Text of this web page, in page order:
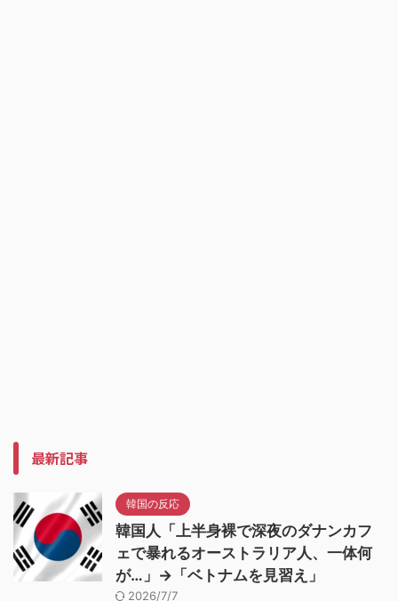
最新記事
韓国の反応
韓国人「上半身裸で深夜のダナンカフ
ェで暴れるオーストラリア人、一体何
が…」→「ベトナムを見習え」
2026/7/7